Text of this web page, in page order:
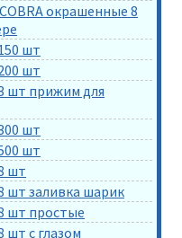
окрашенные 8
шт
шт
шт прижим для
шт
шт
шт
шт заливка шарик
шт простые
шт с глазом